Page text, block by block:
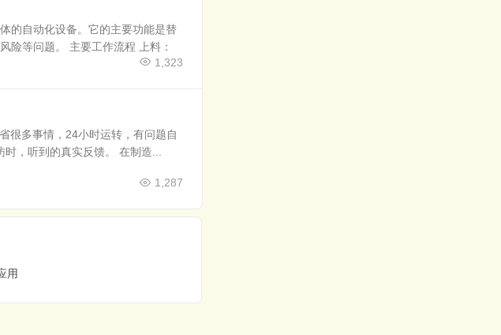
的自动化设备。它的主要功能是替
险等问题。 主要工作流程 上料：
1,323
很多事情，24小时运转，有问题自
，听到的真实反馈。 在制造...
1,287
用